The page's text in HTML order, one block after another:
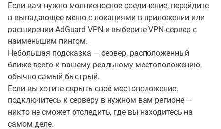
Если вам нужно молниеносное соединение, перейдите
в выпадающее меню с локациями в приложении или
расширении AdGuard VPN и выберите VPN-сервер с
наименьшим пингом.
Небольшая подсказка — сервер, расположенный
ближе всего к вашему реальному местоположению,
обычно самый быстрый.
Если вы хотите скрыть своё местоположение,
подключитесь к серверу в нужном вам регионе —
никто не сможет отследить, где вы находитесь на
самом деле.